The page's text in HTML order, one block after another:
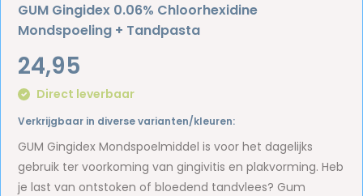
GUM Gingidex 0.06% Chloorhexidine
Mondspoeling + Tandpasta
24,95
Direct leverbaar
Verkrijgbaar in diverse varianten/kleuren:
GUM Gingidex Mondspoelmiddel is voor het dagelijks
gebruik ter voorkoming van gingivitis en plakvorming. Heb
je last van ontstoken of bloedend tandvlees? Gum